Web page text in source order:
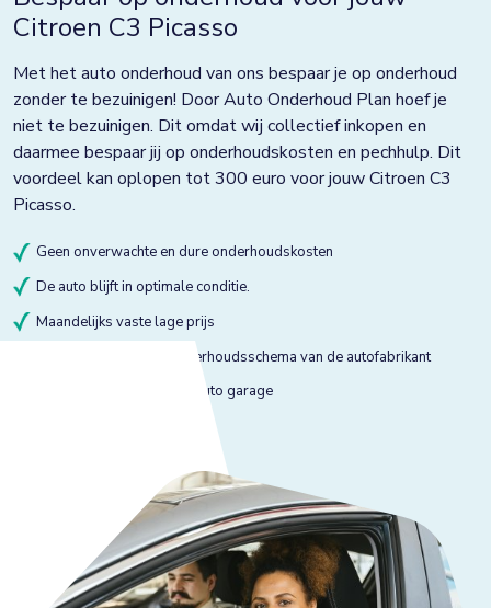
Citroen C3 Picasso
Met het auto onderhoud van ons bespaar je op onderhoud
zonder te bezuinigen! Door Auto Onderhoud Plan hoef je
niet te bezuinigen. Dit omdat wij collectief inkopen en
daarmee bespaar jij op onderhoudskosten en pechhulp. Dit
voordeel kan oplopen tot 300 euro voor jouw Citroen C3
Picasso.
Geen onverwachte en dure onderhoudskosten
De auto blijft in optimale conditie.
Maandelijks vaste lage prijs
Onderhoud volgens onderhoudsschema van de autofabrikant
Onderhoud bij gekeurde auto garage